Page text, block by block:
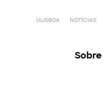
ULISBOA NOTÍCIAS
Sobre